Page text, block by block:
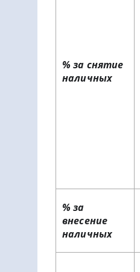
% за снятие
наличных
% за
внесение
наличных